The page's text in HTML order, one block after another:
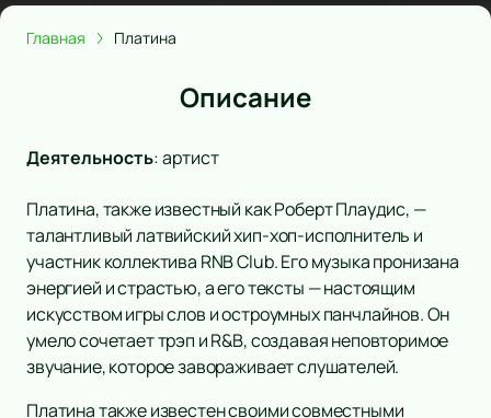
Главная Платина
Описание
Деятельность:артист
Платина, также известный как Роберт Плаудис, —
талантливый латвийский хип-хоп-исполнитель и
участник коллектива RNB Club. Его музыка пронизана
энергией и страстью, а его тексты — настоящим
искусством игры слов и остроумных панчлайнов. Он
умело сочетает трэп и R&B, создавая неповторимое
звучание, которое завораживает слушателей.
Платина также известен своими совместными